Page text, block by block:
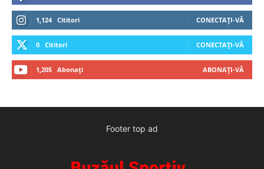
1,124 Cititori CONECTAȚI-VĂ
0 Cititori CONECTAȚI-VĂ
1,205 Abonați ABONAȚI-VĂ
Footer top ad